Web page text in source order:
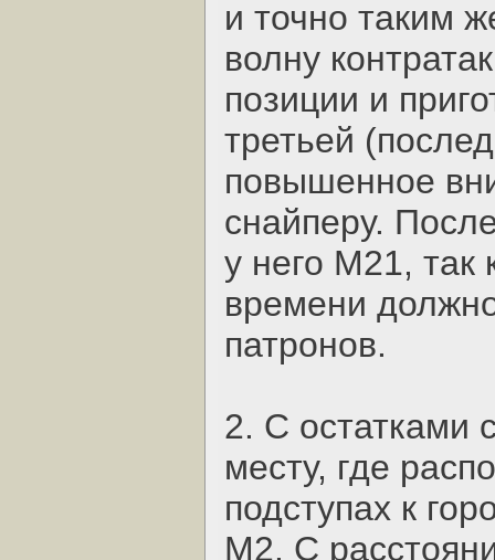
и точно таким
волну
позиции и
третьей
повышенное
снайперу.
у него М21, так
времени
патронов.
2. С остатками
месту, где
подступах к
M2. С